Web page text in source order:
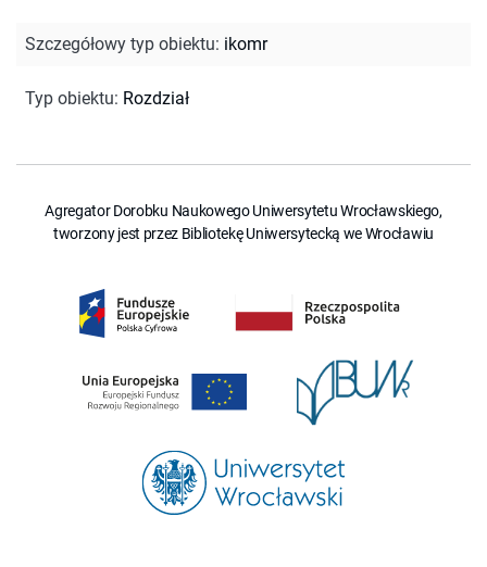
Szczegółowy typ obiektu: ikomr
Typ obiektu: Rozdział
Agregator Dorobku Naukowego Uniwersytetu Wrocławskiego,
tworzony jest przez Bibliotekę Uniwersytecką we Wrocławiu